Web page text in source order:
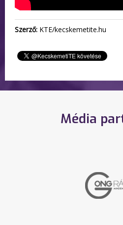
Szerző: KTE/kecskemetite.hu
Média